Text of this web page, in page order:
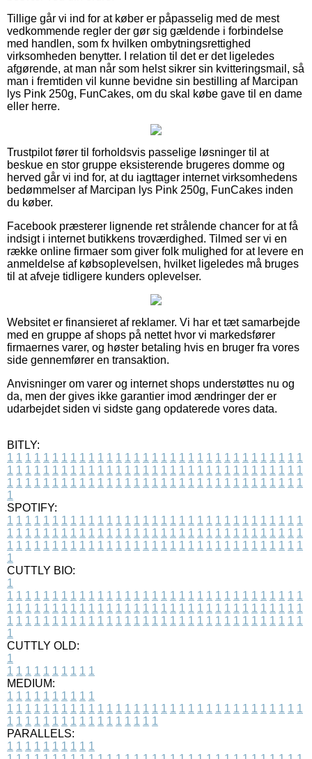
Tillige går vi ind for at køber er påpasselig med de mest
vedkommende regler der gør sig gældende i forbindelse
med handlen, som fx hvilken ombytningsrettighed
virksomheden benytter. I relation til det er det ligeledes
afgørende, at man når som helst sikrer sin kvitteringsmail, så
man i fremtiden vil kunne bevidne sin bestilling af Marcipan
lys Pink 250g, FunCakes, om du skal købe gave til en dame
eller herre.
Trustpilot fører til forholdsvis passelige løsninger til at
beskue en stor gruppe eksisterende brugeres domme og
herved går vi ind for, at du iagttager internet virksomhedens
bedømmelser af Marcipan lys Pink 250g, FunCakes inden
du køber.
Facebook præsterer lignende ret strålende chancer for at få
indsigt i internet butikkens troværdighed. Tilmed ser vi en
række online firmaer som giver folk mulighed for at levere en
anmeldelse af købsoplevelsen, hvilket ligeledes må bruges
til at afveje tidligere kunders oplevelser.
Websitet er finansieret af reklamer. Vi har et tæt samarbejde
med en gruppe af shops på nettet hvor vi markedsfører
firmaernes varer, og høster betaling hvis en bruger fra vores
side gennemfører en transaktion.
Anvisninger om varer og internet shops understøttes nu og
da, men der gives ikke garantier imod ændringer der er
udarbejdet siden vi sidste gang opdaterede vores data.
BITLY:
1 1 1 1 1 1 1 1 1 1 1 1 1 1 1 1 1 1 1 1 1 1 1 1 1 1 1 1 1 1 1 1 1
1 1 1 1 1 1 1 1 1 1 1 1 1 1 1 1 1 1 1 1 1 1 1 1 1 1 1 1 1 1 1 1 1
1 1 1 1 1 1 1 1 1 1 1 1 1 1 1 1 1 1 1 1 1 1 1 1 1 1 1 1 1 1 1 1 1
1
SPOTIFY:
1 1 1 1 1 1 1 1 1 1 1 1 1 1 1 1 1 1 1 1 1 1 1 1 1 1 1 1 1 1 1 1 1
1 1 1 1 1 1 1 1 1 1 1 1 1 1 1 1 1 1 1 1 1 1 1 1 1 1 1 1 1 1 1 1 1
1 1 1 1 1 1 1 1 1 1 1 1 1 1 1 1 1 1 1 1 1 1 1 1 1 1 1 1 1 1 1 1 1
1
CUTTLY BIO:
1
1 1 1 1 1 1 1 1 1 1 1 1 1 1 1 1 1 1 1 1 1 1 1 1 1 1 1 1 1 1 1 1 1
1 1 1 1 1 1 1 1 1 1 1 1 1 1 1 1 1 1 1 1 1 1 1 1 1 1 1 1 1 1 1 1 1
1 1 1 1 1 1 1 1 1 1 1 1 1 1 1 1 1 1 1 1 1 1 1 1 1 1 1 1 1 1 1 1 1
1
CUTTLY OLD:
1
1 1 1 1 1 1 1 1 1 1
MEDIUM:
1 1 1 1 1 1 1 1 1 1
1 1 1 1 1 1 1 1 1 1 1 1 1 1 1 1 1 1 1 1 1 1 1 1 1 1 1 1 1 1 1 1 1
1 1 1 1 1 1 1 1 1 1 1 1 1 1 1 1 1
PARALLELS:
1 1 1 1 1 1 1 1 1 1